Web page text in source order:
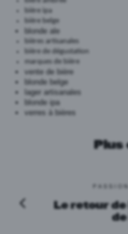
bière ipa
bière belge
blonde ale
bières artisanales
bière de dégustation
marques de bière
vente de bière
blonde belge
lager artisanales
blonde ipa
verres à bières
Plus
Le retour